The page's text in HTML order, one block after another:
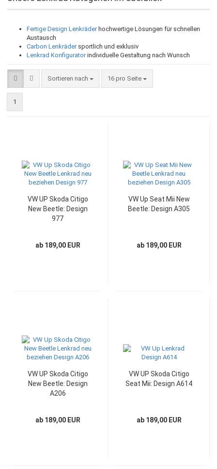
Fertige Design Lenkräderhochwertige Lösungen für schnellen
Austausch
Carbon Lenkrädersportlich und exklusiv
Lenkrad Konfiguratorindividuelle Gestaltung nach Wunsch
Sortieren nach
Sortieren nach 16 pro Seite
pro Seite
1
VW UP Skoda Citigo
New Beetle: Design
977
ab 189,00 EUR
VW Up Seat Mii New
Beetle: Design A305
ab 189,00 EUR
VW UP Skoda Citigo
New Beetle: Design
A206
ab 189,00 EUR
VW UP Skoda Citigo
Seat Mii: Design A614
ab 189,00 EUR